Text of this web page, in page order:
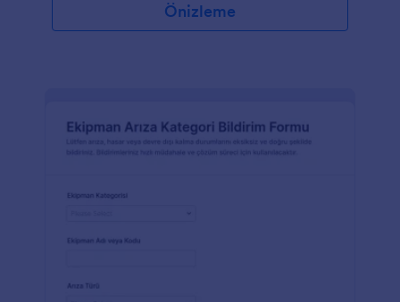
Önizleme